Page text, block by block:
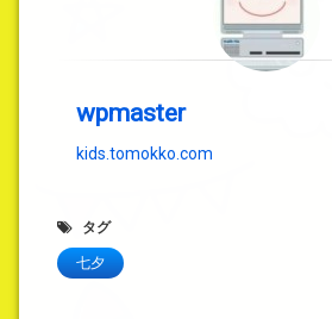
wpmaster
kids.tomokko.com
タグ
七夕